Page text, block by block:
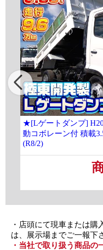
★[Lゲートダンプ]
動コボレーン付 積載
(R8/2)
・店頭にて現車または
は、展示場までご一報下
・当社で取り扱う商品